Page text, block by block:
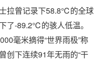
拉曾记录下58.8℃的全球
了-89.2℃的骇人低温。
毫米摘得“世界雨极”称
创下连续91年无雨的“干